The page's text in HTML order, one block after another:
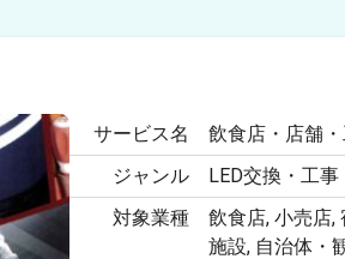
サービス名
飲食店・店舗
ジャンル
LED交換・工事
対象業種
飲食店, 小売店,
施設, 自治体・